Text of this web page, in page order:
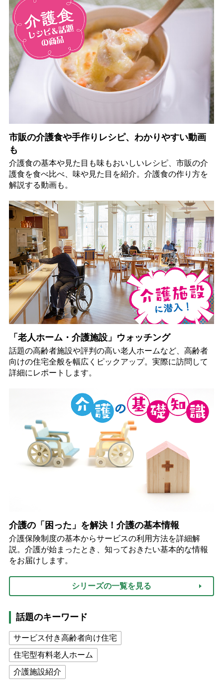
市販の介護食や手作りレシピ、わかりやすい動画
も
介護食の基本や見た目も味もおいしいレシピ、市販の介
護食を食べ比べ、味や見た目を紹介。介護食の作り方を
解説する動画も。
「老人ホーム・介護施設」ウォッチング
話題の高齢者施設や評判の高い老人ホームなど、高齢者
向けの住宅全般を幅広くピックアップ。実際に訪問して
詳細にレポートします。
介護の「困った」を解決！介護の基本情報
介護保険制度の基本からサービスの利用方法を詳細解
説。介護が始まったとき、知っておきたい基本的な情報
をお届けします。
シリーズの一覧を見る
話題のキーワード
サービス付き高齢者向け住宅
住宅型有料老人ホーム
介護施設紹介